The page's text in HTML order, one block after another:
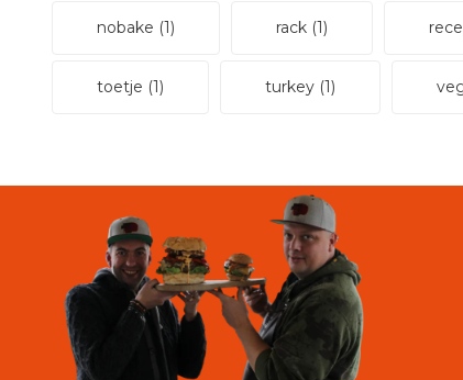
nobake (1) rack (1)
toetje (1) turkey (1)